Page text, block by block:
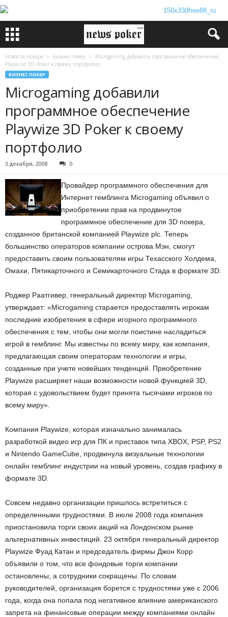
Новости покера Бизнес покер
Microgaming добавили программное обеспечение
Playwize 3D Poker к своему портфолио
БИЗНЕС ПОКЕР
Microgaming добавили
программное обеспечение
Playwize 3D Poker к своему
портфолио
3 декабря, 2008 0
Провайдер программного обеспечения для
Интернет гемблинга Microgaming объявил о
приобретении прав на продвинутое
программное обеспечение для 3D покера,
созданное британской компанией Playwize plc. Теперь
большинство операторов компании острова Мэн, смогут
предоставить своим пользователям игры Техасского Холдема,
Омахи, Пятикарточного и Семикарточного Стада в формате 3D.
Роджер Раатгивер, генеральный директор Microgaming,
утверждает: «Microgaming старается предоставлять игрокам
последние изобретения в сфере игорного программного
обеспечения с тем, чтобы они могли поистине насладиться
игрой в гемблинг. Мы известны по всему миру, как компания,
предлагающая своим операторам технологии и игры,
созданные при учете новейших тенденций. Приобретение
Playwize расширяет наши возможности новой функцией 3D,
которая с удовольствием будет принята тысячами игроков по
всему миру».
Компания Playwize, которая изначально занималась
разработкой видео игр для ПК и приставок типа XBOX, PSP, PS2
и Nintendo GameCube, продвинула визуальные технологии
онлайн гемблинг индустрии на новый уровень, создав графику в
формате 3D.
Совсем недавно организации пришлось встретиться с
определенными трудностями. В июле 2008 года компания
приостановила торги своих акций на Лондонском рынке
альтернативных инвестиций. 23 октября генеральный директор
Playwize Фуад Катан и председатель фирмы Джон Корр
объявили о том, что все фондовые торги компании
остановлены, а сотрудники сокращены. По словам
руководителей, организация борется с трудностями уже с 2006
года, когда она попала под негативное влияние американского
запрета на финансовые операции между компаниями онлайн